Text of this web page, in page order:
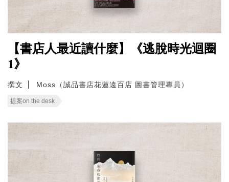
【書店人最近讀什麼】《逃脫時光迴圈
1》
撰文 Moss（誠品書店花蓮遠百店 圖書管理專員）
提案on the desk